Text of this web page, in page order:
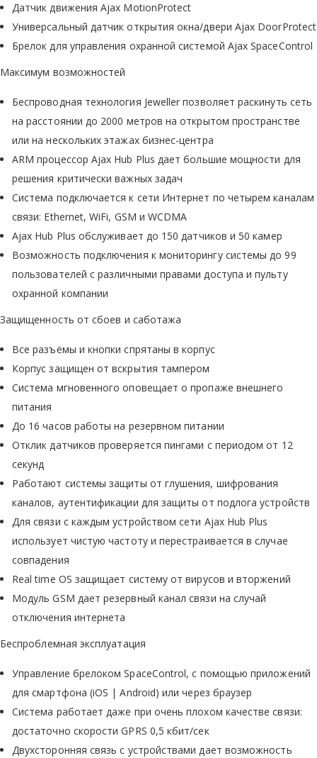
Датчик движения Ajax MotionProtect
Универсальный датчик открытия окна/двери Ajax DoorProtect
Брелок для управления охранной системой Ajax SpaceControl
Максимум возможностей
Беспроводная технология Jeweller позволяет раскинуть сеть
на расстоянии до 2000 метров на открытом пространстве
или на нескольких этажах бизнес-центра
ARM процессор Ajax Hub Plus дает большие мощности для
решения критически важных задач
Система подключается к сети Интернет по четырем каналам
связи: Ethernet, WiFi, GSM и WCDMA
Ajax Hub Plus обслуживает до 150 датчиков и 50 камер
Возможность подключения к мониторингу системы до 99
пользователей с различными правами доступа и пульту
охранной компании
Защищенность от сбоев и саботажа
Все разъёмы и кнопки спрятаны в корпус
Корпус защищен от вскрытия тампером
Система мгновенного оповещает о пропаже внешнего
питания
До 16 часов работы на резервном питании
Отклик датчиков проверяется пингами с периодом от 12
секунд
Работают системы защиты от глушения, шифрования
каналов, аутентификации для защиты от подлога устройств
Для связи с каждым устройством сети Ajax Hub Plus
использует чистую частоту и перестраивается в случае
совпадения
Real time OS защищает систему от вирусов и вторжений
Модуль GSM дает резервный канал связи на случай
отключения интернета
Беспроблемная эксплуатация
Управление брелоком SpaceControl, с помощью приложений
для смартфона (iOS | Android) или через браузер
Система работает даже при очень плохом качестве связи:
достаточно скорости GPRS 0,5 кбит/сек
Двухсторонняя связь с устройствами дает возможность